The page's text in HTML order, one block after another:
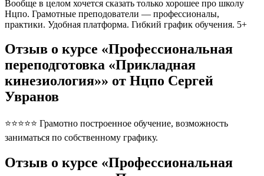
Вообще в целом хочется сказать только хорошее про школу
Нцпо. Грамотные преподователи — профессионалы,
практики. Удобная платформа. Гибкий график обучения. 5+
Отзыв о курсе «Профессиональная
переподготовка «Прикладная
кинезиология»» от Нцпо Сергей
Увранов
⭐⭐⭐⭐⭐ Грамотно построенное обучение, возможность
заниматься по собственному графику.
Отзыв о курсе «Профессиональная